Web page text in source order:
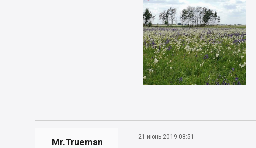
Mr.Trueman 21 июнь 2019 08:51